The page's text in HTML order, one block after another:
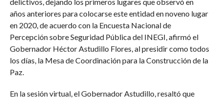
delictivos, dejando los primeros lugares que observó en
años anteriores para colocarse este entidad en noveno lugar
en 2020, de acuerdo con la Encuesta Nacional de
Percepción sobre Seguridad Pública del INEGI, afirmó el
Gobernador Héctor Astudillo Flores, al presidir como todos
los días, la Mesa de Coordinación para la Construcción de la
Paz.
En la sesión virtual, el Gobernador Astudillo, resaltó que